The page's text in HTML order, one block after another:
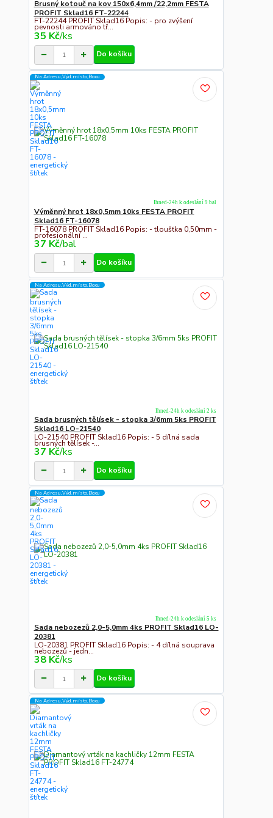
Brusný kotouč na kov 150x6,4mm /22,2mm FESTA
PROFIT Sklad16 FT-22244
FT-22244 PROFIT Sklad16 Popis: - pro zvýšení
pevnosti armováno tř...
35 Kč/ks
Do košíku
Na Adresu,Výd.místo,Boxu
Výměnný hrot 18x0,5mm 10ks FESTA PROFIT
Sklad16 FT-16078
FT-16078 PROFIT Sklad16 Popis: - tloušťka 0,50mm -
profesionální ...
37 Kč/bal
Ihned-24h k odeslání 9 bal
Do košíku
Na Adresu,Výd.místo,Boxu
Sada brusných tělísek - stopka 3/6mm 5ks PROFIT
Sklad16 LO-21540
LO-21540 PROFIT Sklad16 Popis: - 5 dílná sada
brusných tělísek -...
37 Kč/ks
Ihned-24h k odeslání 2 ks
Do košíku
Na Adresu,Výd.místo,Boxu
Sada nebozezů 2,0-5,0mm 4ks PROFIT Sklad16 LO-
20381
LO-20381 PROFIT Sklad16 Popis: - 4 dílná souprava
nebozezů - jedn...
38 Kč/ks
Ihned-24h k odeslání 5 ks
Do košíku
Na Adresu,Výd.místo,Boxu